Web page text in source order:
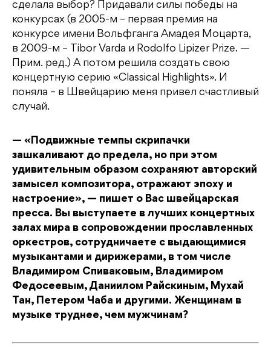
сделала выбор? Придавали силы победы на
конкурсах (в 2005-м – первая премия на
конкурсе имени Вольфганга Амадея Моцарта,
в 2009-м – Tibor Varda и Rodolfo Lipizer Prize. —
Прим. ред.) А потом решила создать свою
концертную серию «Classical Highlights». И
поняла – в Швейцарию меня привел счастливый
случай.
— «Подвижные темпы скрипачки
зашкаливают до предела, но при этом
удивительным образом сохраняют авторский
замысел композитора, отражают эпоху и
настроение», — пишет о Вас швейцарская
пресса. Вы выступаете в лучших концертных
залах мира в сопровождении прославленных
оркестров, сотрудничаете с выдающимися
музыкантами и дирижерами, в том числе
Владимиром Спиваковым, Владимиром
Федосеевым, Даниилом Райскиным, Мухай
Тан, Петером Чаба и другими. Женщинам в
музыке труднее, чем мужчинам?